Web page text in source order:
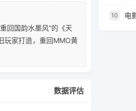
回国韵水墨风”的《天
玩家打造，重回MMO黄
数据评估
10